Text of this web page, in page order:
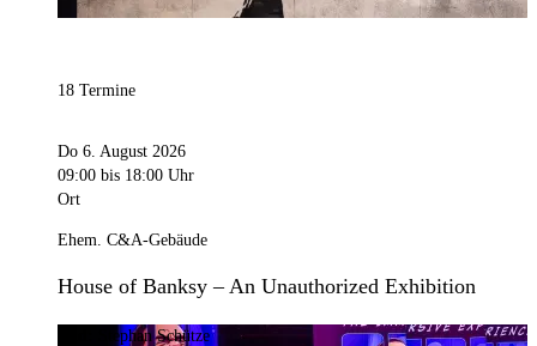
18 Termine
Do 6. August 2026
09:00 bis 18:00 Uhr
Ort
Ehem. C&A-Gebäude
House of Banksy – An Unauthorized Exhibition
Stephan Schütze